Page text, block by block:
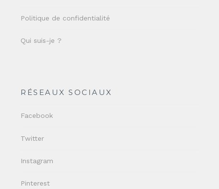
Politique de confidentialité
Qui suis-je ?
RÉSEAUX SOCIAUX
Facebook
Twitter
Instagram
Pinterest